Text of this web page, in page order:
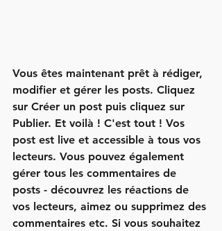
Vous êtes maintenant prêt à rédiger,
modifier et gérer les posts. Cliquez
sur Créer un post puis cliquez sur
Publier. Et voilà ! C'est tout ! Vos
post est live et accessible à tous vos
lecteurs. Vous pouvez également
gérer tous les commentaires de
posts - découvrez les réactions de
vos lecteurs, aimez ou supprimez des
commentaires etc. Si vous souhaitez